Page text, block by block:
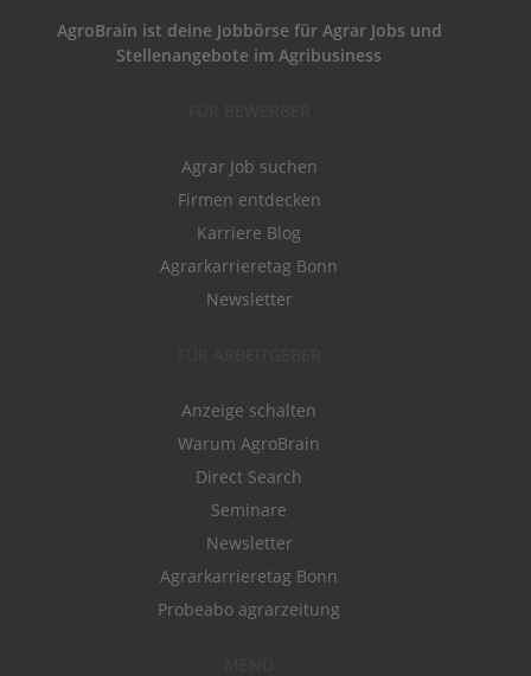
AgroBrain ist deine Jobbörse für Agrar Jobs und
Stellenangebote im Agribusiness
Agrar Job suchen
Firmen entdecken
Karriere Blog
Agrarkarrieretag Bonn
Newsletter
Anzeige schalten
Warum AgroBrain
Direct Search
Seminare
Newsletter
Agrarkarrieretag Bonn
Probeabo agrarzeitung